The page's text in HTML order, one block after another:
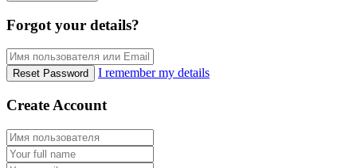
Forgot your details?
Reset Password I remember my details
Create Account